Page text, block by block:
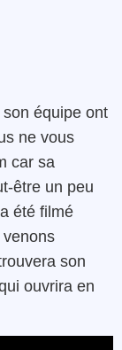
équipe ont
ne vous
car sa
être un peu
été filmé
son
ouvrira en